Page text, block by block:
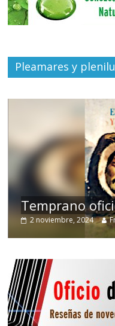
Pleamares y
Temprano
2 noviembre, 2024